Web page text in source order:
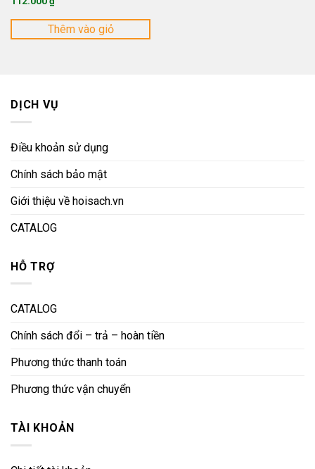
140.000 ₫.
hiện
là:
Thêm vào giỏ
DỊCH VỤ
Điều khoản sử dụng
Chính sách bảo mật
Giới thiệu về hoisach.vn
CATALOG
HỖ TRỢ
CATALOG
Chính sách đổi – trả – hoàn tiền
Phương thức thanh toán
Phương thức vận chuyển
TÀI KHOẢN